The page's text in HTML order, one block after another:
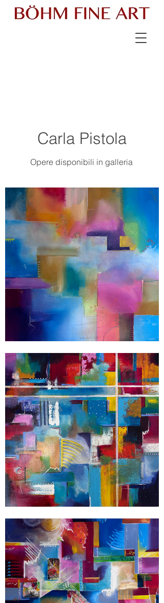
Carla Pistola
Opere disponibili in galleria